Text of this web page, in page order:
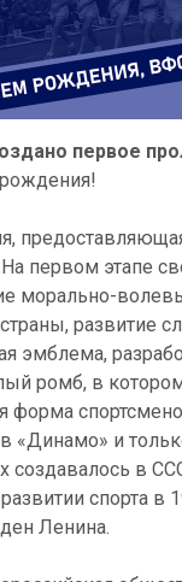
первое
первом этапе
морально-
эмблема,
ромб, в
форма
и
создавалось в
спорта в
Ленина.